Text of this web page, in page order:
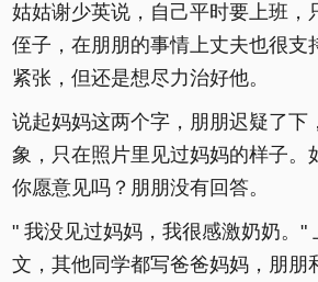
姑姑谢少英说，自己平时要上班，
侄子，在朋朋的事情上丈夫也很支
紧张，但还是想尽力治好他。
说起妈妈这两个字，朋朋迟疑了下
象，只在照片里见过妈妈的样子。
你愿意见吗？朋朋没有回答。
" 我没见过妈妈，我很感激奶奶。"
文，其他同学都写爸爸妈妈，朋朋